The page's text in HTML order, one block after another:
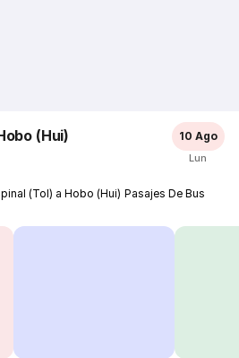
(Hui) 10 Ago
Lun
(Tol) a Hobo (Hui) Pasajes De Bus